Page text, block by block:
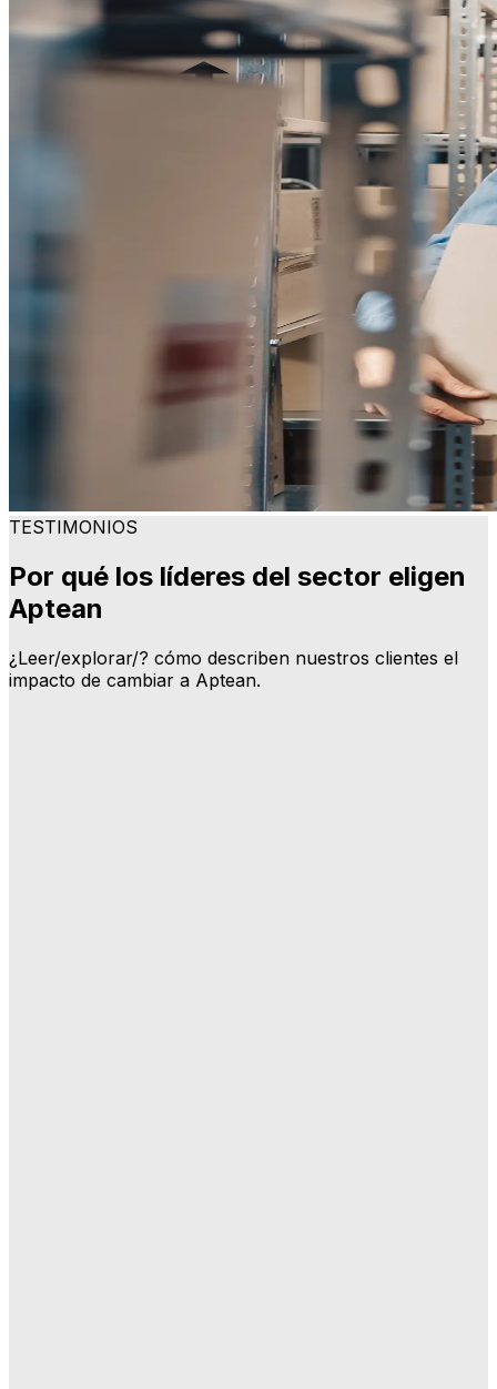
TESTIMONIOS
Por qué los líderes del sector eligen
Aptean
¿Leer/explorar/? cómo describen nuestros clientes el
impacto de cambiar a Aptean.